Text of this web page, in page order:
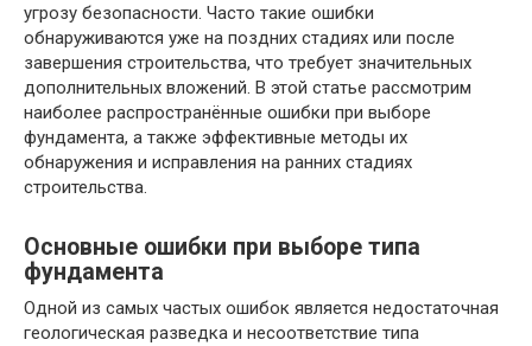
угрозу безопасности. Часто такие ошибки
обнаруживаются уже на поздних стадиях или после
завершения строительства, что требует значительных
дополнительных вложений. В этой статье рассмотрим
наиболее распространённые ошибки при выборе
фундамента, а также эффективные методы их
обнаружения и исправления на ранних стадиях
строительства.
Основные ошибки при выборе типа
фундамента
Одной из самых частых ошибок является недостаточная
геологическая разведка и несоответствие типа